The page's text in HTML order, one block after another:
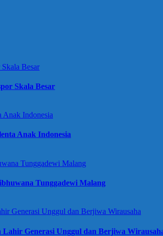
Skala Besar
Anak Indonesia
Tunggadewi Malang
Generasi Unggul dan Berjiwa